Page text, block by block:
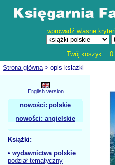
wprowadź własne
Twój koszyk: 0
Strona główna> opis książki
English version
nowości: polskie
nowości: angielskie
Książki:
• wydawnictwa polskie
podział tematyczny